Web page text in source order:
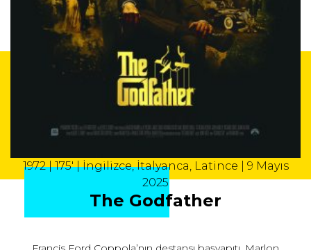
1972 | 175' | İngilizce, İtalyanca, Latince | 9 Mayıs
2025
The Godfather